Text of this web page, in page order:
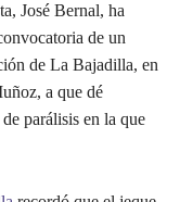
José Bernal, ha
de un
de La Bajadilla, en
a que dé
parálisis en la que